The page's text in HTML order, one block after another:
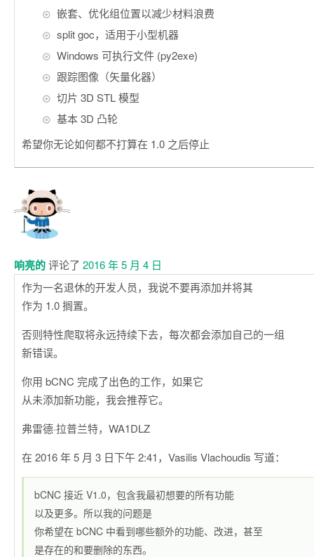
嵌套、优化组位置以减少材料浪费
split goc，适用于小型机器
Windows 可执行文件 (py2exe)
跟踪图像（矢量化器）
切片 3D STL 模型
基本 3D 凸轮
希望你无论如何都不打算在 1.0 之后停止
响亮的评论了 2016 年 5 月 4 日
作为一名退休的开发人员，我说不要再添加并将其
作为 1.0 搁置。
否则特性爬取将永远持续下去，每次都会添加自己的一组
新错误。
你用 bCNC 完成了出色的工作，如果它
从未添加新功能，我会推荐它。
弗雷德·拉普兰特，WA1DLZ
在 2016 年 5 月 3 日下午 2:41，Vasilis Vlachoudis 写道：
bCNC 接近 V1.0，包含我最初想要的所有功能
以及更多。所以我的问题是
你希望在 bCNC 中看到哪些额外的功能、改进，甚至
是存在的和要删除的东西。